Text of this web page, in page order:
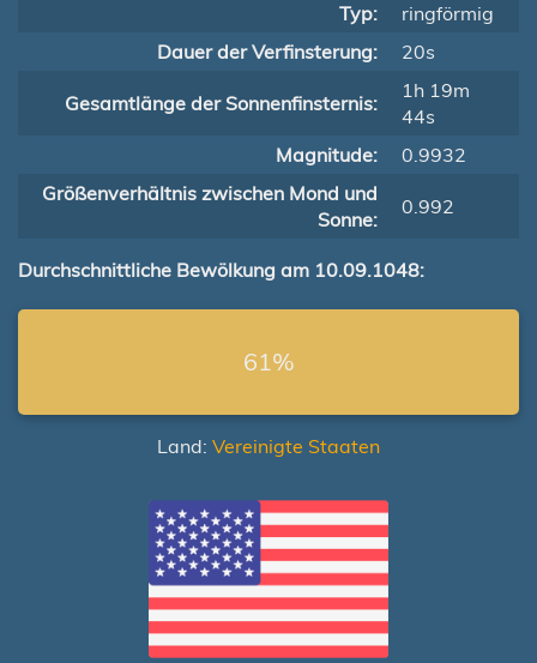
Typ:
ringförmig
Dauer der Verfinsterung:
20s
Gesamtlänge der Sonnenfinsternis:
1h 19m
44s
Magnitude:
0.9932
Größenverhältnis zwischen Mond und
Sonne:
0.992
Durchschnittliche Bewölkung am 10.09.1048:
61%
Land: Vereinigte Staaten